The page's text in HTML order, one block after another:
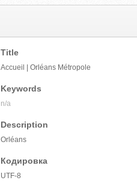
Title
Accueil | Orléans Métropole
Keywords
n/a
Description
Orléans
Кодировка
UTF-8